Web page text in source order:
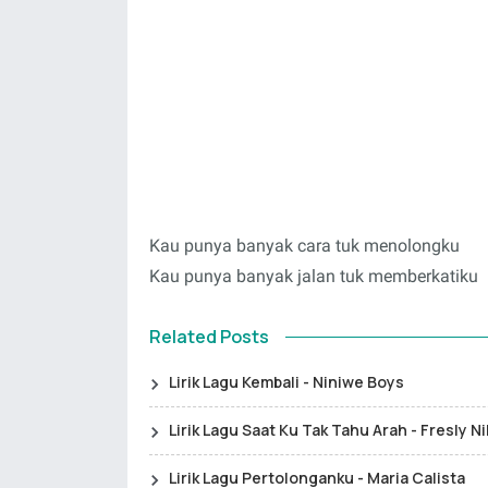
Kau punya banyak cara tuk menolongku
Kau punya banyak jalan tuk memberkatiku
Related Posts
Lirik Lagu Kembali - Niniwe Boys
Lirik Lagu Saat Ku Tak Tahu Arah - Fresly
Lirik Lagu Pertolonganku - Maria Calista